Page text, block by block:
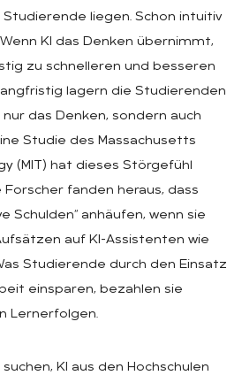
liegen. Schon intuitiv
KI das Denken übernimmt,
zu schnelleren und besseren
lagern die Studierenden
das Denken, sondern auch
Studie des Massachusetts
(MIT) hat dieses Störgefühl
fanden heraus, dass
Schulden“ anhäufen, wenn sie
auf KI-Assistenten wie
Studierende durch den Einsatz
einsparen, bezahlen sie
Lernerfolgen.
KI aus den Hochschulen